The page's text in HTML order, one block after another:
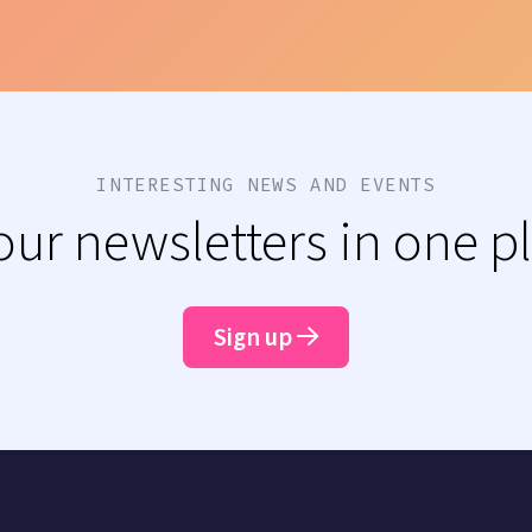
INTERESTING NEWS AND EVENTS
newsletters in one
Sign up